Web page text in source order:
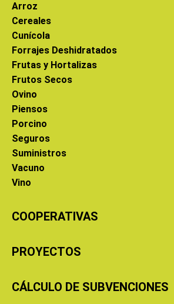
Arroz
Cereales
Cunícola
Forrajes Deshidratados
Frutas y Hortalizas
Frutos Secos
Ovino
Piensos
Porcino
Seguros
Suministros
Vacuno
Vino
COOPERATIVAS
PROYECTOS
CÁLCULO DE SUBVENCIONES